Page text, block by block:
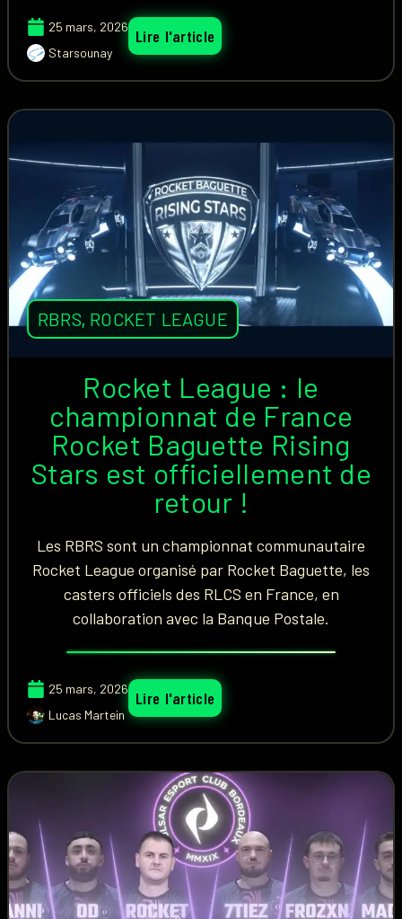
25 mars, 2026
Starsounay
Lire l'article
RBRS, ROCKET LEAGUE
Rocket League : le
championnat de France
Rocket Baguette Rising
Stars est officiellement de
retour !
Les RBRS sont un championnat communautaire
Rocket League organisé par Rocket Baguette, les
casters officiels des RLCS en France, en
collaboration avec la Banque Postale.
25 mars, 2026
Lucas Martein
Lire l'article